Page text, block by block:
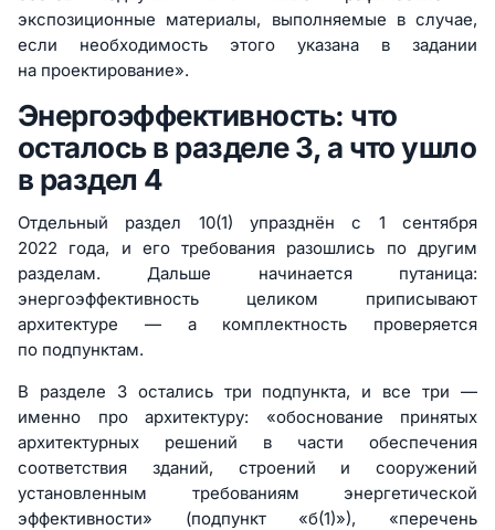
экспозиционные материалы, выполняемые в случае,
если необходимость этого указана в задании
на проектирование».
Энергоэффективность: что
осталось в разделе 3, а что ушло
в раздел 4
Отдельный раздел 10(1) упразднён с 1 сентября
2022 года, и его требования разошлись по другим
разделам. Дальше начинается путаница:
энергоэффективность целиком приписывают
архитектуре — а комплектность проверяется
по подпунктам.
В разделе 3 остались три подпункта, и все три —
именно про архитектуру: «обоснование принятых
архитектурных решений в части обеспечения
соответствия зданий, строений и сооружений
установленным требованиям энергетической
эффективности» (подпункт «б(1)»), «перечень